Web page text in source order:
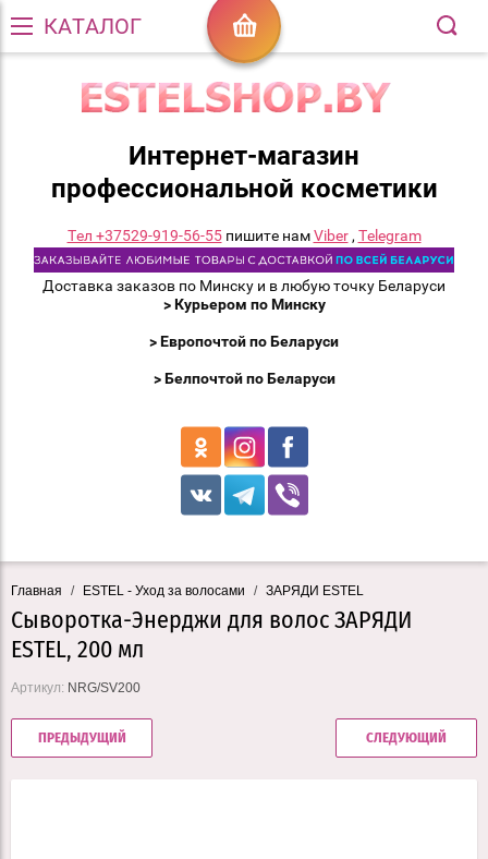
КАТАЛОГ
Интернет-магазин
профессиональной косметики
Тел +37529-919-56-55пишите намViber, Telegram
Доставка заказов по Минску и в любую точку Беларуси
> Курьером по Минску
> Европочтой по Беларуси
> Белпочтой по Беларуси
Главная / ESTEL - Уход за волосами / ЗАРЯДИ ESTEL
Сыворотка-Энерджи для волос ЗАРЯДИ
ESTEL, 200 мл
Артикул: NRG/SV200
ПРЕДЫДУЩИЙ СЛЕДУЮЩИЙ